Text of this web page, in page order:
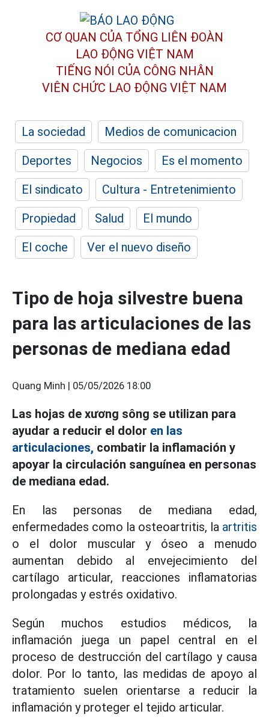
CƠ QUAN CỦA TỔNG LIÊN ĐOÀN
LAO ĐỘNG VIỆT NAM
TIẾNG NÓI CỦA CÔNG NHÂN
VIÊN CHỨC LAO ĐỘNG VIỆT NAM
La sociedad
Medios de comunicacion
Deportes
Negocios
Es el momento
El sindicato
Cultura - Entretenimiento
Propiedad
Salud
El mundo
El coche
Ver el nuevo diseño
Tipo de hoja silvestre buena
para las articulaciones de las
personas de mediana edad
Quang Minh | 05/05/2026 18:00
Las hojas de xương sông se utilizan para
ayudar a reducir el dolor en las
articulaciones, combatir la inflamación y
apoyar la circulación sanguínea en personas
de mediana edad.
En las personas de mediana edad,
enfermedades como la osteoartritis, la artritis
o el dolor muscular y óseo a menudo
aumentan debido al envejecimiento del
cartílago articular, reacciones inflamatorias
prolongadas y estrés oxidativo.
Según muchos estudios médicos, la
inflamación juega un papel central en el
proceso de destrucción del cartílago y causa
dolor. Por lo tanto, las medidas de apoyo al
tratamiento suelen orientarse a reducir la
inflamación y proteger el tejido articular.